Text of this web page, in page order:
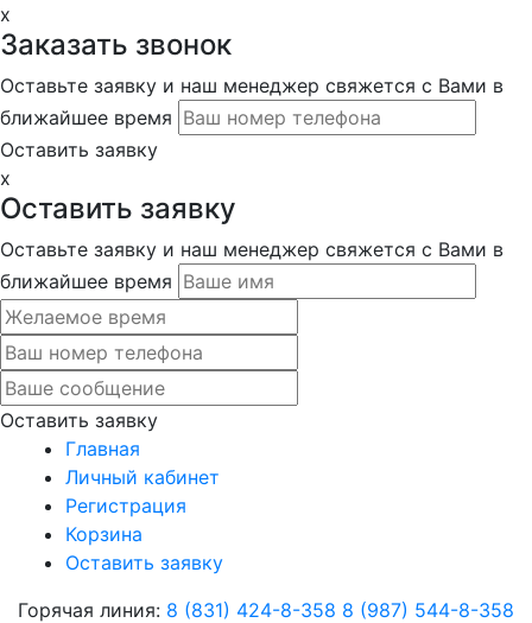
x
Заказать звонок
Оставьте заявку и наш менеджер свяжется с Вами в
ближайшее время
Оставить заявку
x
Оставить заявку
Оставьте заявку и наш менеджер свяжется с Вами в
ближайшее время
Оставить заявку
Главная
Личный кабинет
Регистрация
Корзина
Оставить заявку
Горячая линия: 8 (831) 424-8-358 8 (987) 544-8-358